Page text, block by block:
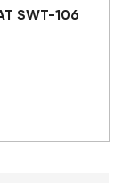
SWT-106